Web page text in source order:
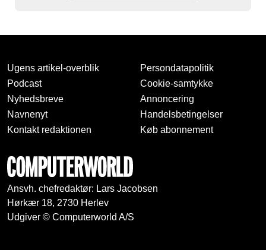
Ugens artikel-overblik
Podcast
Nyhedsbreve
Navnenyt
Kontakt redaktionen
Persondatapolitik
Cookie-samtykke
Annoncering
Handelsbetingelser
Køb abonnement
Ansvh. chefredaktør: Lars Jacobsen
Hørkær 18, 2730 Herlev
Udgiver © Computerworld A/S